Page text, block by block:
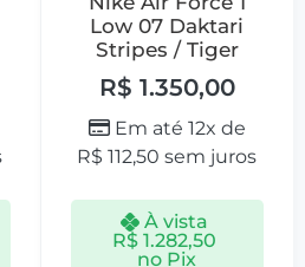
Low 07 Daktari
Stripes / Tiger
R$ 1.350,00
Em até 12x de
R$ 112,50 sem juros
À vista
R$ 1.282,50
no Pix